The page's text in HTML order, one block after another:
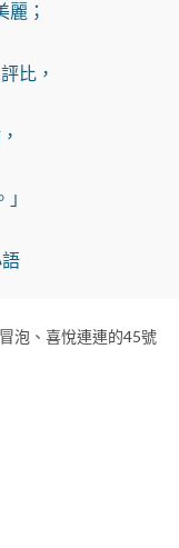
麗；
比，
泡、喜悅連連的45號